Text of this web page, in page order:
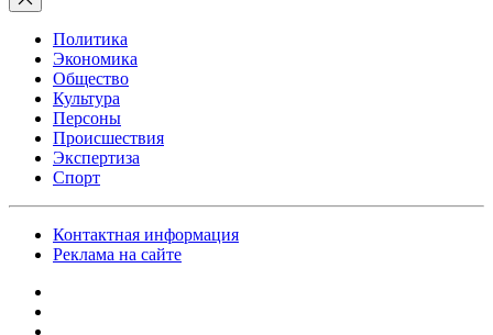
Политика
Экономика
Общество
Культура
Персоны
Происшествия
Экспертиза
Спорт
Контактная информация
Реклама на сайте